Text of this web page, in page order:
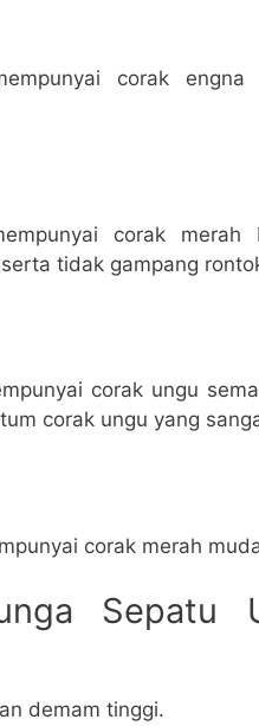
corak
corak merah
tidak gampang
corak ungu
corak ungu yang
corak merah
Sepatu
demam tinggi.